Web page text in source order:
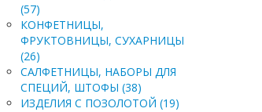
(57)
КОНФЕТНИЦЫ,
ФРУКТОВНИЦЫ, СУХАРНИЦЫ
(26)
САЛФЕТНИЦЫ, НАБОРЫ ДЛЯ
СПЕЦИЙ, ШТОФЫ (38)
ИЗДЕЛИЯ С ПОЗОЛОТОЙ (19)